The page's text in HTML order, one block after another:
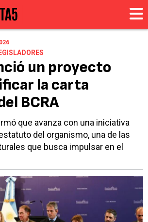
un proyecto
la carta
BCRA
que avanza con una iniciativa
del organismo, una de las
que busca impulsar en el